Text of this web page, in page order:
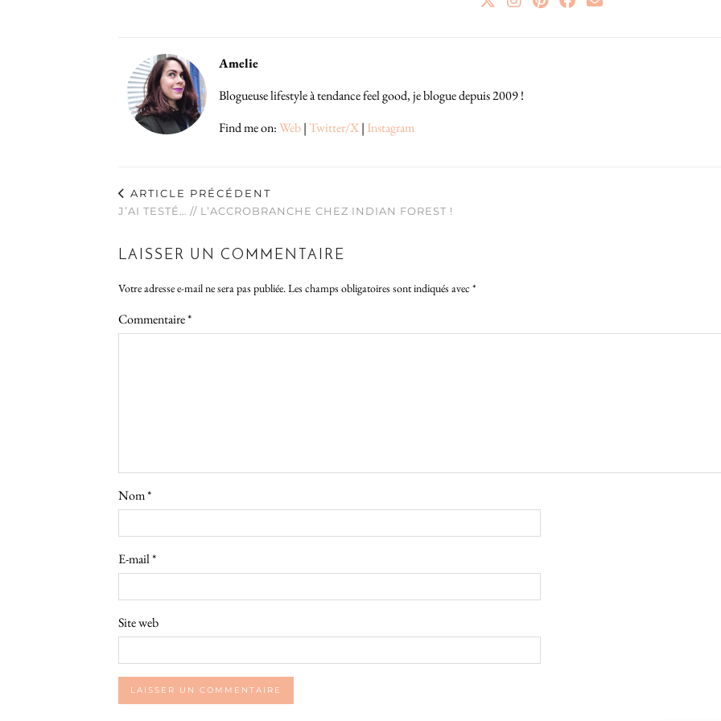
Amelie
Blogueuse lifestyle à tendance feel good, je blogue depuis 2009 !
Find me on:Web|Twitter/X| Instagram
ARTICLE PRÉCÉDENT
J’AI TESTÉ… // L’ACCROBRANCHE CHEZ INDIAN FOREST !
LAISSER UN COMMENTAIRE
Votre adresse e-mail ne sera pas publiée.Les champs obligatoires sont indiqués avec *
Commentaire*
Nom*
E-mail*
Site web